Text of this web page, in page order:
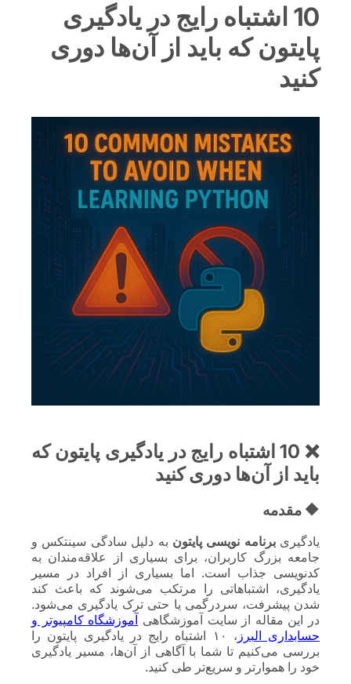
10 اشتباه رایج در یادگیری
پایتون که باید از آن‌ها دوری
کنید
❌
10 اشتباه رایج در یادگیری پایتون که
باید از آن‌ها دوری کنید
🔶 مقدمه
یادگیریبرنامه نویسی پایتون به دلیل سادگی سینتکس و
جامعه بزرگ کاربران، برای بسیاری از علاقه‌مندان به
کدنویسی جذاب است. اما بسیاری از افراد در مسیر
یادگیری، اشتباهاتی را مرتکب می‌شوند که باعث کند
شدن پیشرفت، سردرگمی یا حتی ترک یادگیری می‌شود.
در این مقاله از سایت آموزشگاهی آموزشگاه کامپیوتر و
حسابداری البرز
، ۱۰ اشتباه رایج در یادگیری پایتون را
بررسی می‌کنیم تا شما با آگاهی از آن‌ها، مسیر یادگیری
خود را هموارتر و سریع‌تر طی کنید.